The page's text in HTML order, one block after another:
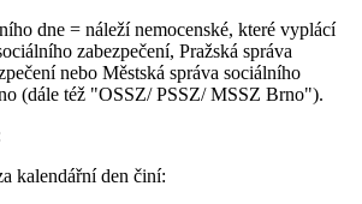
dne = náleží nemocenské, které vyplácí
zabezpečení, Pražská správa
nebo Městská správa sociálního
(dále též "OSSZ/ PSSZ/ MSSZ Brno").
kalendářní den činí: